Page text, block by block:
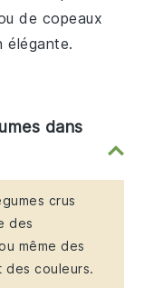
de copeaux
élégante.
dans
crus
des
même des
couleurs.